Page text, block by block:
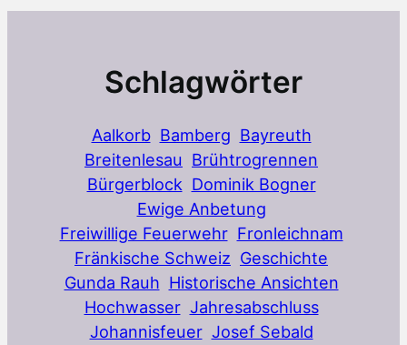
Schlagwörter
Aalkorb Bamberg Bayreuth
Breitenlesau Brühtrogrennen
Bürgerblock Dominik Bogner
Ewige Anbetung
Freiwillige Feuerwehr Fronleichnam
Fränkische Schweiz Geschichte
Gunda Rauh Historische Ansichten
Hochwasser Jahresabschluss
Johannisfeuer Josef Sebald